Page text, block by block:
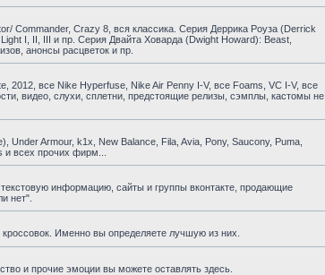
Commander, Crazy 8, вся классика. Серия Деррика Роуза (Derrick
I, II, III и пр. Серия Двайта Ховарда (Dwight Howard): Beast,
анонсы расцветок и пр.
2012, все Nike Hyperfuse, Nike Air Penny I-V, все Foams, VC I-V, все
видео, слухи, сплетни, предстоящие релизы, сэмплы, кастомы не
Under Armour, k1x, New Balance, Fila, Avia, Pony, Saucony, Puma,
и всех прочих фирм...
информацию, сайты и группы вконтакте, продающие
нет".
Именно вы определяете лучшую из них.
и прочие эмоции вы можете оставлять здесь.